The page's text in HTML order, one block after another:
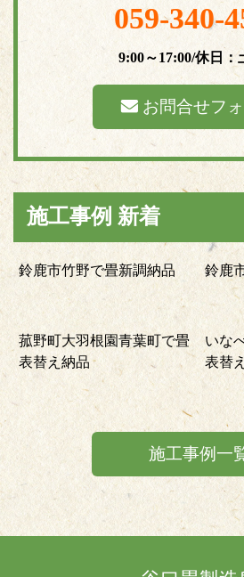
059-340-
9:00～17:00/休日：
お問合せフ
施工事例 新着
鈴鹿市竹野で畳新調納品 鈴鹿
菰野町大羽根園青葉町で畳
表替え納品
いな
表替
施工事例一